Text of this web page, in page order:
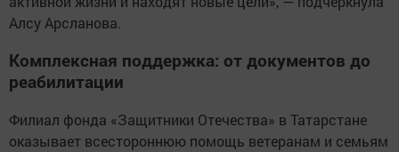
Алсу Арсланова.
Комплексная поддержка: от документов до
реабилитации
Филиал фонда «Защитники Отечества» в Татарстане
оказывает всестороннюю помощь ветеранам и семьям